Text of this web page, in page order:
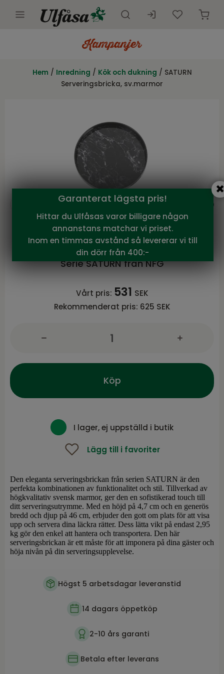
Innemöbler
Kampanjer
Hem / Inredning / Kök och dukning / SATURN
Serveringsbricka, sv.marmor
NFG
SATURN Serveringsbricka, sv.marmor
Serie SATURN från NFG
Vårt pris: 531 SEK
Rekommenderat pris: 625 SEK
Köp
I lager, ej uppställd i butik
Lägg till i favoriter
Den eleganta serveringsbrickan från serien SATURN är den
perfekta kombinationen av funktionalitet och stil. Tillverkad av
högkvalitativ svensk marmor, ger den en sofistikerad touch till
ditt serveringsutrymme. Med en höjd på 4,7 cm och en generös
bredd och djup på 46 cm, erbjuder den gott om plats för att visa
upp och servera dina läckra rätter. Dess lätta vikt på endast 2,95
kg gör den enkel att hantera och transportera. Den här
serveringsbrickan är ett måste för att imponera på dina gäster och
höja nivån på din serveringsupplevelse.
Högst 5 arbetsdagar leveranstid
14 dagars öppetköp
2-10 års garanti
Betala efter leverans
Garanterat lägsta pris!
Hittar du Ulfåsas varor billigare någon
annanstans matchar vi priset.
Inom en timmas avstånd så levererar vi till
din dörr från 400:-